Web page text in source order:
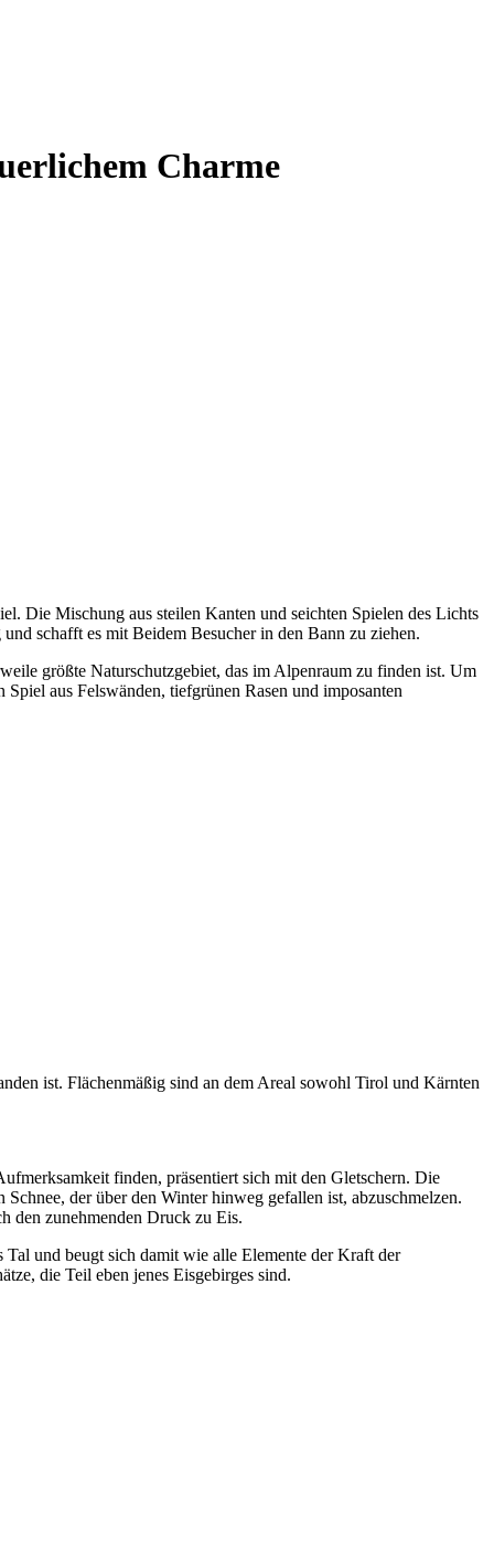
Charme
Die Mischung aus steilen Kanten und seichten Spielen des Lichts
schafft es mit Beidem Besucher in den Bann zu ziehen.
größte Naturschutzgebiet, das im Alpenraum zu finden ist. Um
aus Felswänden, tiefgrünen Rasen und imposanten
ist. Flächenmäßig sind an dem Areal sowohl Tirol und Kärnten
finden, präsentiert sich mit den Gletschern. Die
der über den Winter hinweg gefallen ist, abzuschmelzen.
den zunehmenden Druck zu Eis.
Tal und beugt sich damit wie alle Elemente der Kraft der
die Teil eben jenes Eisgebirges sind.